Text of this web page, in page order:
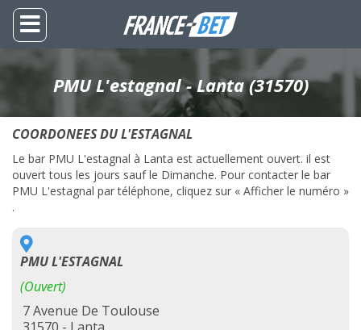
PMU L'estagnal - Lanta (31570)
COORDONEES DU L'ESTAGNAL
Le bar PMU L'estagnal à Lanta est actuellement ouvert. il est
ouvert tous les jours sauf le Dimanche. Pour contacter le bar
PMU L'estagnal par téléphone, cliquez sur « Afficher le numéro »
.
PMU L'ESTAGNAL
(Ouvert)
7 Avenue De Toulouse